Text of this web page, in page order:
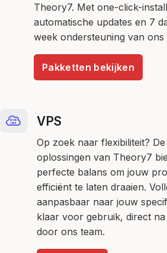
Theory7. Met one-click-
automatische updates en 7
week ondersteuning van ons
Pakketten bekijken
VPS
Op zoek naar flexibiliteit?
oplossingen van Theory7
perfecte balans om jouw
efficiënt te laten draaien.
aanpasbaar naar jouw
klaar voor gebruik, direct na
door ons team.